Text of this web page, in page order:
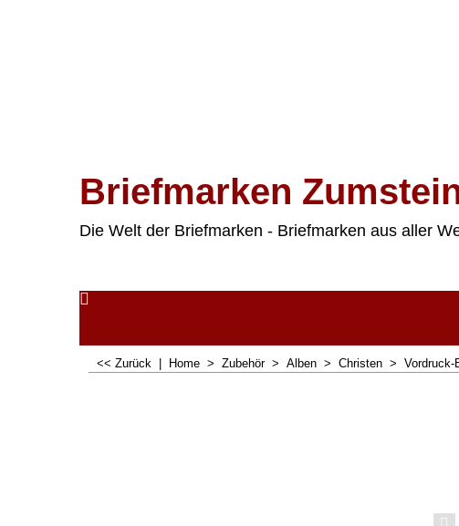
Briefmarken
Die Welt der Briefmarken - Briefmarken aus aller
<< Zurück Home > Zubehör> Alben > Christen > Vordruck-